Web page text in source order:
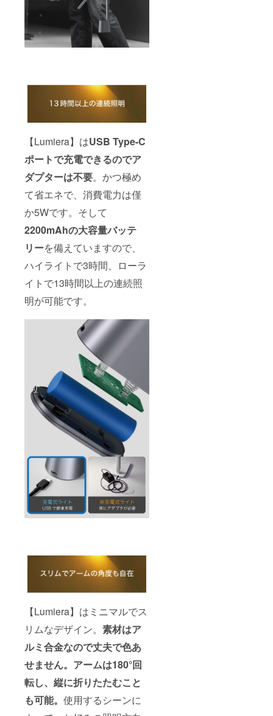
【Lumiera】はUSB Type-C
ポートで充電できるのでア
ダプターは不要。かつ極め
て省エネで、消費電力は僅
か5Wです。そして
2200mAhの大容量バッテ
リーを備えていますので、
ハイライトで3時間、ローラ
イトで13時間以上の連続照
明が可能です。
【Lumiera】はミニマルでス
リムなデザイン。 素材はア
ルミ合金なので丈夫で色あ
せません。アームは180°回
転し、縦に折りたたむこと
も可能。 使用するシーンに